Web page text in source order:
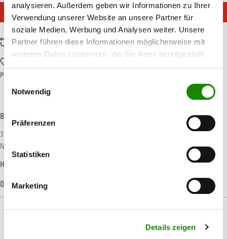
analysieren. Außerdem geben wir Informationen zu Ihrer
Verwendung unserer Website an unsere Partner für
soziale Medien, Werbung und Analysen weiter. Unsere
Partner führen diese Informationen möglicherweise mit
weiteren Daten zusammen, die Sie ihnen bereitgestellt
Notwendig
Präferenzen
Statistiken
Marketing
Details zeigen
IN DEN WARENKORB
Zum Vergleich hinzufügen
Produktnummer:
Beschreibung
3M™ Cubitron™ II Gitternetz Schleifscheibe Hochleistungsfähiges
Netzschleifmittel für den Einsatz mit einem Exzenterschleife…
Mehr
Hersteller-Informationen
Datenblätter